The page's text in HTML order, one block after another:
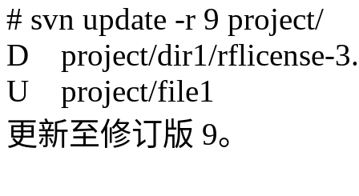
# svn update -r 9 project/
D project/dir1/rflicense-
U project/file1
更新至修订版 9。